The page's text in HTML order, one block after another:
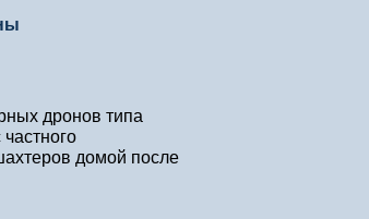
дронов типа
домой после